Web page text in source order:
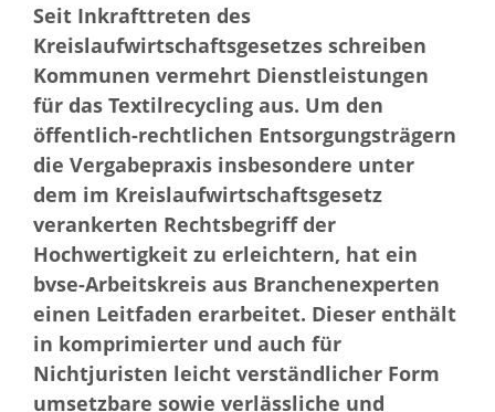
Seit Inkrafttreten des
Kreislaufwirtschaftsgesetzes schreiben
Kommunen vermehrt Dienstleistungen
für das Textilrecycling aus. Um den
öffentlich-rechtlichen Entsorgungsträgern
die Vergabepraxis insbesondere unter
dem im Kreislaufwirtschaftsgesetz
verankerten Rechtsbegriff der
Hochwertigkeit zu erleichtern, hat ein
bvse-Arbeitskreis aus Branchenexperten
einen Leitfaden erarbeitet. Dieser enthält
in komprimierter und auch für
Nichtjuristen leicht verständlicher Form
umsetzbare sowie verlässliche und